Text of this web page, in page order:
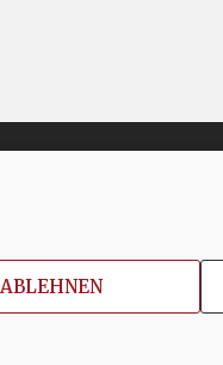
ABLEHNEN